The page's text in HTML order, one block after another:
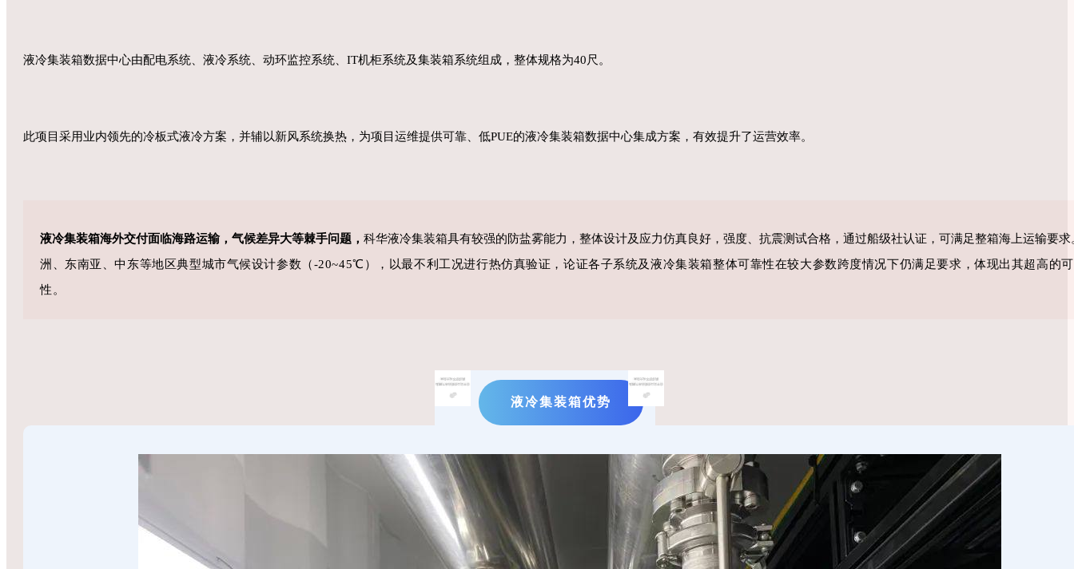
液冷集装箱数据中心由配电系统、液冷系统、动环监控系统、IT机柜系统及集装箱系统组成，整体规格为40尺。
此项目采用业内领先的冷板式液冷方案，并辅以新风系统换热，为项目运维提供可靠、低PUE的液冷集装箱数据中心集成方案，有效提升了运营效率。
液冷集装箱海外交付面临海路运输，气候差异大等棘手问题， 科华液冷集装箱具有较强的防盐雾能力，整体设计及应力仿真良好，强度、抗震测试合格，通过船级社认证，可满足整箱海上运输要求
洲、东南亚、中东等地区典型城市气候设计参数（-20~45℃），以最不利工况进行热仿真验证，论证各子系统及液冷集装箱整体可靠性在较大参数跨度情况下仍满足要求，体现出其超高的
性。
液冷集装箱优势